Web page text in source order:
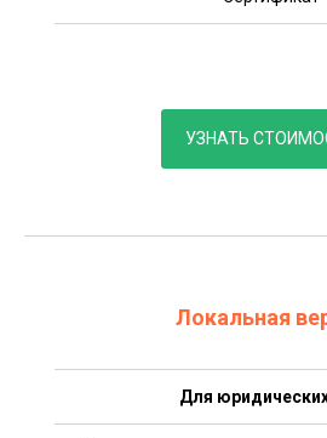
УЗНАТЬ
Локальная
Для